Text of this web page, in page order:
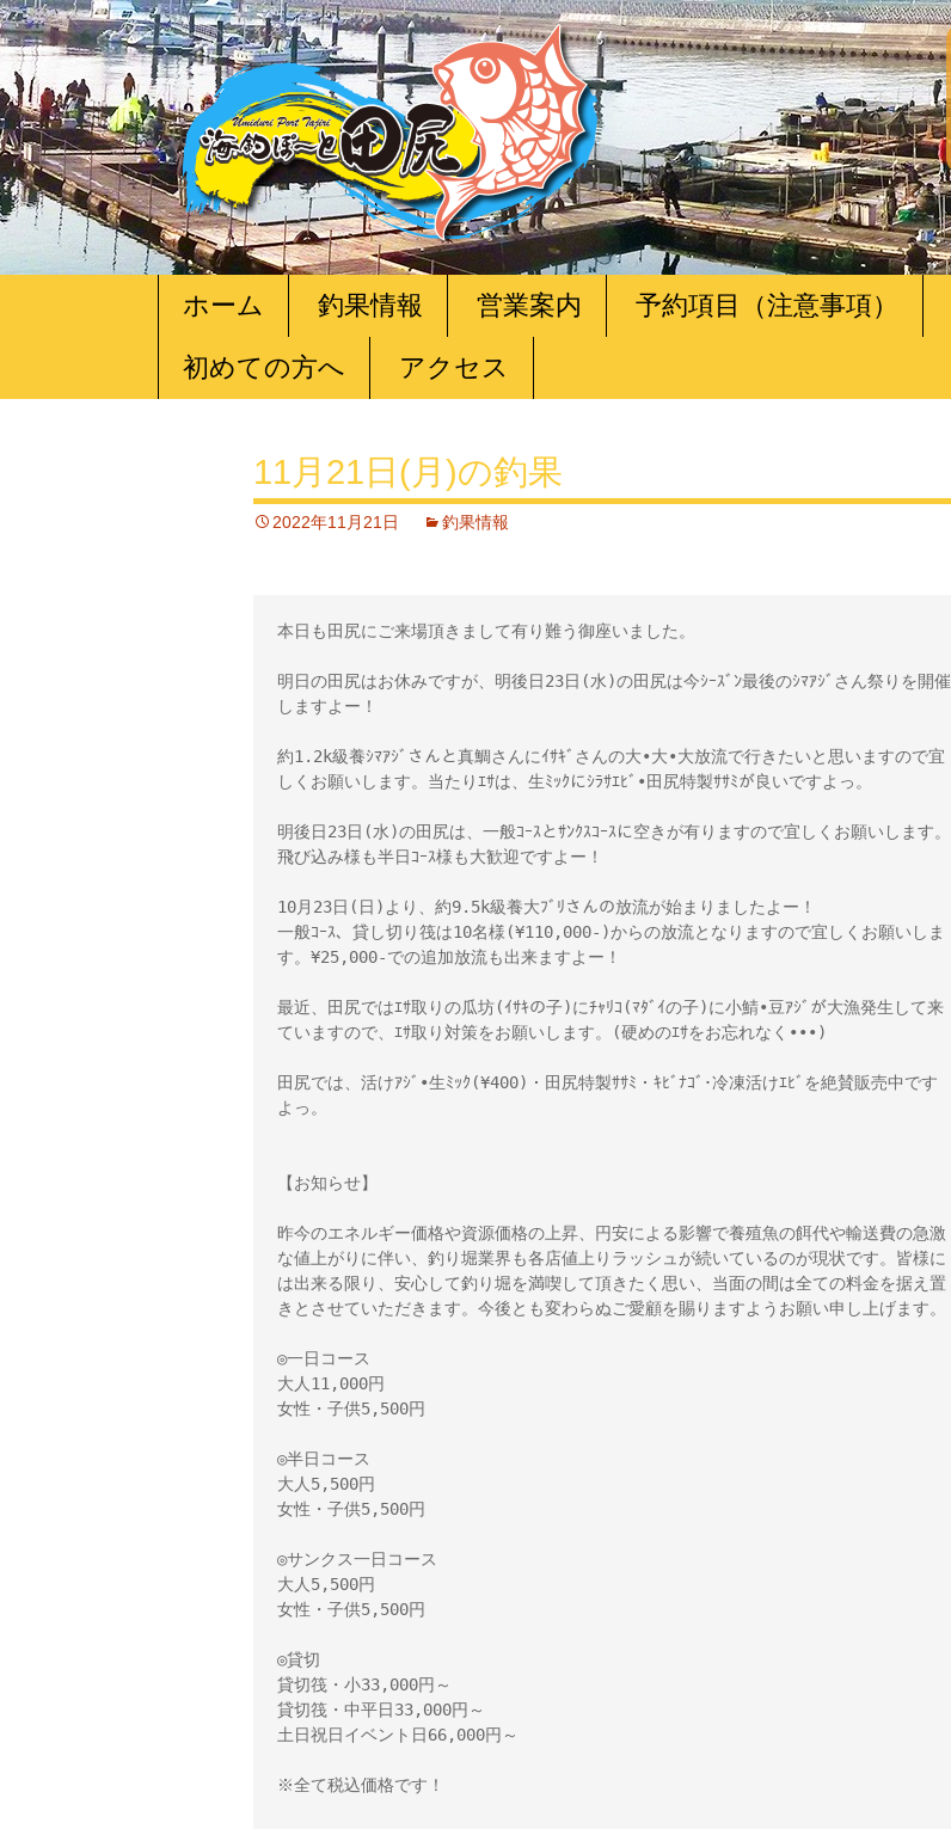
ツ
ホーム 釣果情報 営業案内 予約項目（注意事項）
初めての方へ アクセス
11月21日(月)の釣果
2022年11月21日 釣果情報
本日も田尻にご来場頂きまして有り難う御座いました。
明日の田尻はお休みですが、明後日23日(水)の田尻は今ｼｰｽﾞﾝ最後のｼﾏｱｼﾞさん祭りを開催
しますよー！
約1.2k級養ｼﾏｱｼﾞさんと真鯛さんにｲｻｷﾞさんの大•大•大放流で行きたいと思いますので宜
しくお願いします。当たりｴｻは、生ﾐｯｸにｼﾗｻｴﾋﾞ•田尻特製ｻｻﾐが良いですよっ。
明後日23日(水)の田尻は、一般ｺｰｽとｻﾝｸｽｺｰｽに空きが有りますので宜しくお願いします。
飛び込み様も半日ｺｰｽ様も大歓迎ですよー！
10月23日(日)より、約9.5k級養大ﾌﾞﾘさんの放流が始まりましたよー！
一般ｺｰｽ、貸し切り筏は10名様(¥110,000-)からの放流となりますので宜しくお願いしま
す。¥25,000-での追加放流も出来ますよー！
最近、田尻ではｴｻ取りの瓜坊(ｲｻｷの子)にﾁｬﾘｺ(ﾏﾀﾞｲの子)に小鯖•豆ｱｼﾞが大漁発生して来
ていますので、ｴｻ取り対策をお願いします。(硬めのｴｻをお忘れなく•••)
田尻では、活けｱｼﾞ•生ﾐｯｸ(¥400)・田尻特製ｻｻﾐ・ｷﾋﾞﾅｺﾞ･冷凍活けｴﾋﾞを絶賛販売中です
よっ。
【お知らせ】
昨今のエネルギー価格や資源価格の上昇、円安による影響で養殖魚の餌代や輸送費の急激
な値上がりに伴い、釣り堀業界も各店値上りラッシュが続いているのが現状です。皆様に
は出来る限り、安心して釣り堀を満喫して頂きたく思い、当面の間は全ての料金を据え置
きとさせていただきます。今後とも変わらぬご愛顧を賜りますようお願い申し上げます。
◎一日コース
大人11,000円
女性・子供5,500円
◎半日コース
大人5,500円
女性・子供5,500円
◎サンクス一日コース
大人5,500円
女性・子供5,500円
◎貸切
貸切筏・小33,000円～
貸切筏・中平日33,000円～
土日祝日イベント日66,000円～
※全て税込価格です！